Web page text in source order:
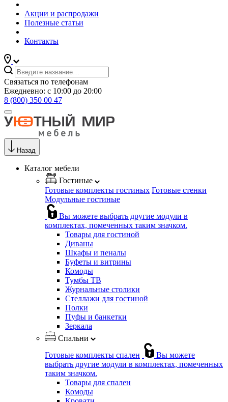
Акции и распродажи
Полезные статьи
Контакты
Связаться по телефонам
Ежедневно: с 10:00 до 20:00
8 (800) 350 00 47
Назад
Каталог мебели
Гостиные
Готовые комплекты гостиных Готовые стенки
Модульные гостиные
Вы можете выбрать другие модули в
комплектах, помеченных таким значком.
Товары для гостиной
Диваны
Шкафы и пеналы
Буфеты и витрины
Комоды
Тумбы ТВ
Журнальные столики
Стеллажи для гостиной
Полки
Пуфы и банкетки
Зеркала
Спальни
Готовые комплекты спален
Вы можете
выбрать другие модули в комплектах, помеченных
таким значком.
Товары для спален
Комоды